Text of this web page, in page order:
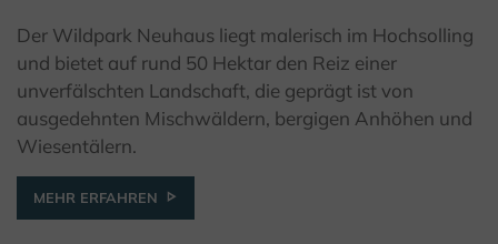
© Kulturland Kreis Höxter/ Katja Krajewski
Der Wildpark Neuhaus liegt malerisch im Hochsolling
und bietet auf rund 50 Hektar den Reiz einer
unverfälschten Landschaft, die geprägt ist von
ausgedehnten Mischwäldern, bergigen Anhöhen und
Wiesentälern.
MEHR ERFAHREN